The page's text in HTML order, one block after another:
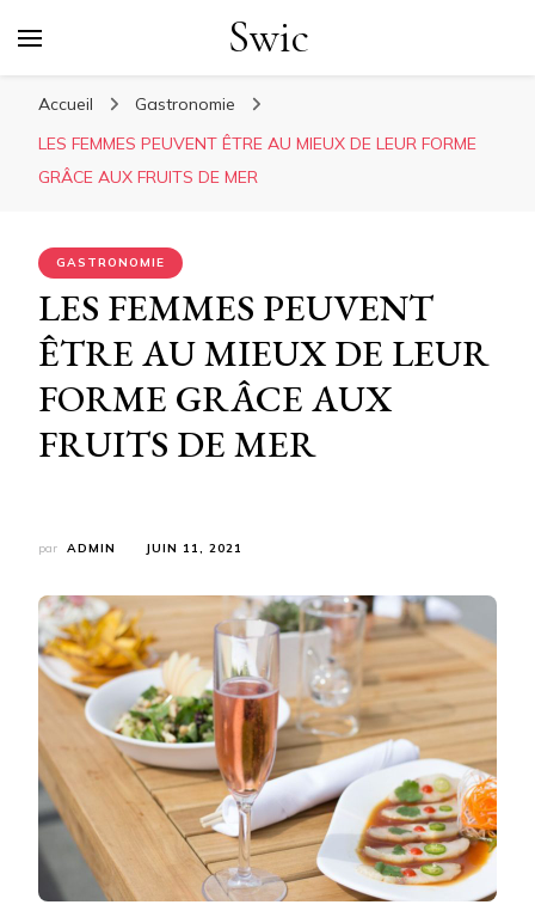
Swic
Accueil
Gastronomie
LES FEMMES PEUVENT ÊTRE AU MIEUX DE LEUR FORME
GRÂCE AUX FRUITS DE MER
GASTRONOMIE
LES FEMMES PEUVENT
ÊTRE AU MIEUX DE LEUR
FORME GRÂCE AUX
FRUITS DE MER
par ADMIN JUIN 11, 2021